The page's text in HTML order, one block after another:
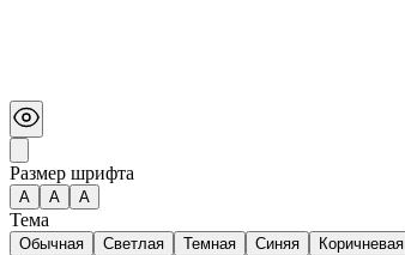
Размер шрифта
А A A
Тема
Обычная Светлая Темная Синяя Коричневая